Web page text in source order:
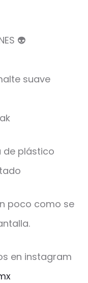
👽
suave
de plástico
poco como se
en instagram